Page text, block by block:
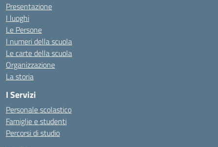
Presentazione
I luoghi
Le Persone
I numeri della scuola
Le carte della scuola
Organizzazione
La storia
I Servizi
Personale scolastico
Famiglie e studenti
Percorsi di studio